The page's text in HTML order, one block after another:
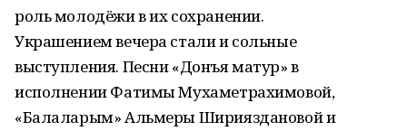
роль молодёжи в их сохранении.
Украшением вечера стали и сольные
выступления. Песни «Донъя матур» в
исполнении Фатимы Мухаметрахимовой,
«Балаларым» Альмеры Ширияздановой и